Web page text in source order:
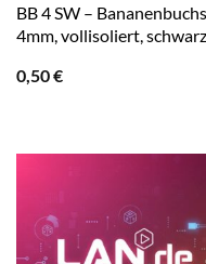
BB 4 SW –
4mm, vollisoliert, schwarz
0,50€